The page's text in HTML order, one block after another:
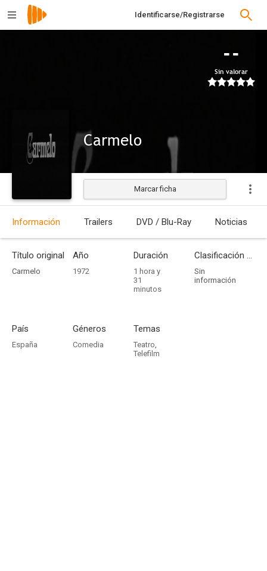
Identificarse/Registrarse
--
Sin valorar
Carmelo
Estrenada
Marcar ficha
Información Trailers DVD / Blu-Ray Noticias
Título original
Carmelo
Año
1972
Duración
1 hora y
31
minutos
Clasificación por edades
Sin
información
País
España
Géneros
Comedia
Temas
Teatro,
Telefilm